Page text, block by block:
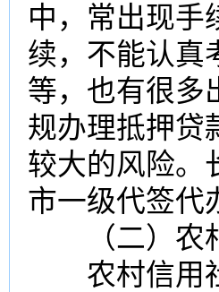
中，常出现手
续，不能认真
等，也有很多
规办理抵押贷
较大的风险。
市一级代签代
（二）农村
农村信用社